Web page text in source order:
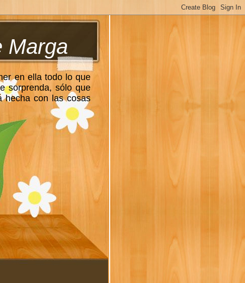
Marga
en ella todo lo que
sorprenda, sólo que
hecha con las cosas